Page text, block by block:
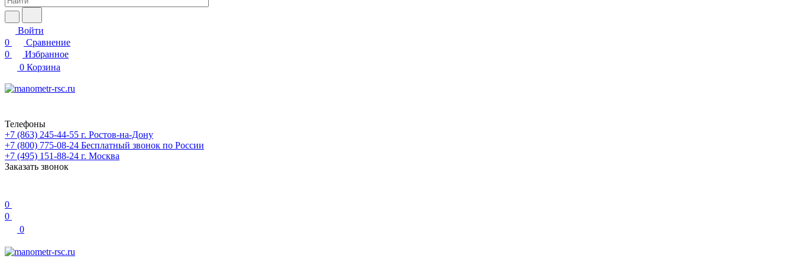
Войти
0
Сравнение
0
Избранное
0 Корзина
Телефоны
+7 (863) 245-44-55 г. Ростов-на-Дону
+7 (800) 775-08-24 Бесплатный звонок по России
+7 (495) 151-88-24 г. Москва
Заказать звонок
0
0
0